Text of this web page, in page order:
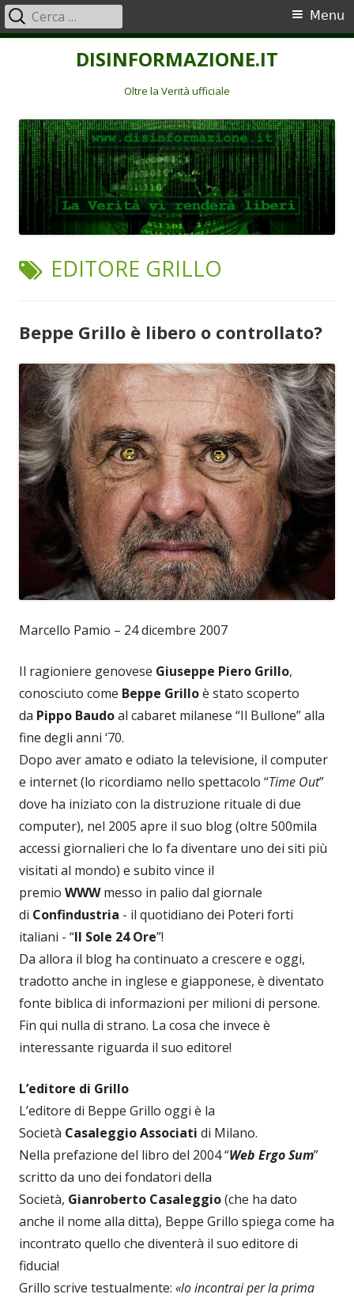
DISINFORMAZIONE.IT
Oltre la Verità ufficiale
Menu
principale
Menu
Ricerca
per:
TAG:
EDITORE GRILLO
Beppe Grillo è libero o controllato?
Marcello Pamio – 24 dicembre 2007
Il ragioniere genovese Giuseppe Piero Grillo,
conosciuto come Beppe Grilloè stato scoperto
da Pippo Baudoal cabaret milanese “Il Bullone” alla
fine degli anni ‘70.
Dopo aver amato e odiato la televisione, il computer
e internet (lo ricordiamo nello spettacolo “Time Out”
dove ha iniziato con la distruzione rituale di due
computer), nel 2005 apre il suo blog (oltre 500mila
accessi giornalieri che lo fa diventare uno dei siti più
visitati al mondo) e subito vince il
premio WWWmesso in palio dal giornale
di Confindustria - il quotidiano dei Poteri forti
italiani - “Il Sole 24 Ore”!
Da allora il blog ha continuato a crescere e oggi,
tradotto anche in inglese e giapponese, è diventato
fonte biblica di informazioni per milioni di persone.
Fin qui nulla di strano. La cosa che invece è
interessante riguarda il suo editore!
L’editore di Grillo
L’editore di Beppe Grillo oggi è la
Società CasaleggioAssociati di Milano.
Nella prefazione del libro del 2004 “Web Ergo Sum”
scritto da uno dei fondatori della
Società, Gianroberto Casaleggio(che ha dato
anche il nome alla ditta), Beppe Grillo spiega come ha
incontrato quello che diventerà il suo editore di
fiducia!
Grillo scrive testualmente: «lo incontrai per la prima